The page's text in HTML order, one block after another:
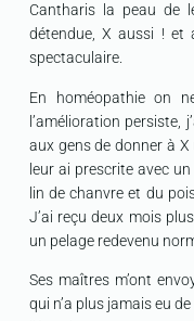
Cantharis la peau de
détendue, X aussi ! et
spectaculaire.
En homéopathie on
l’amélioration persiste,
aux gens de donner à
leur ai prescrite avec
lin de chanvre et du
J’ai reçu deux mois
un pelage redevenu
Ses maîtres m’ont
qui n’a plus jamais eu